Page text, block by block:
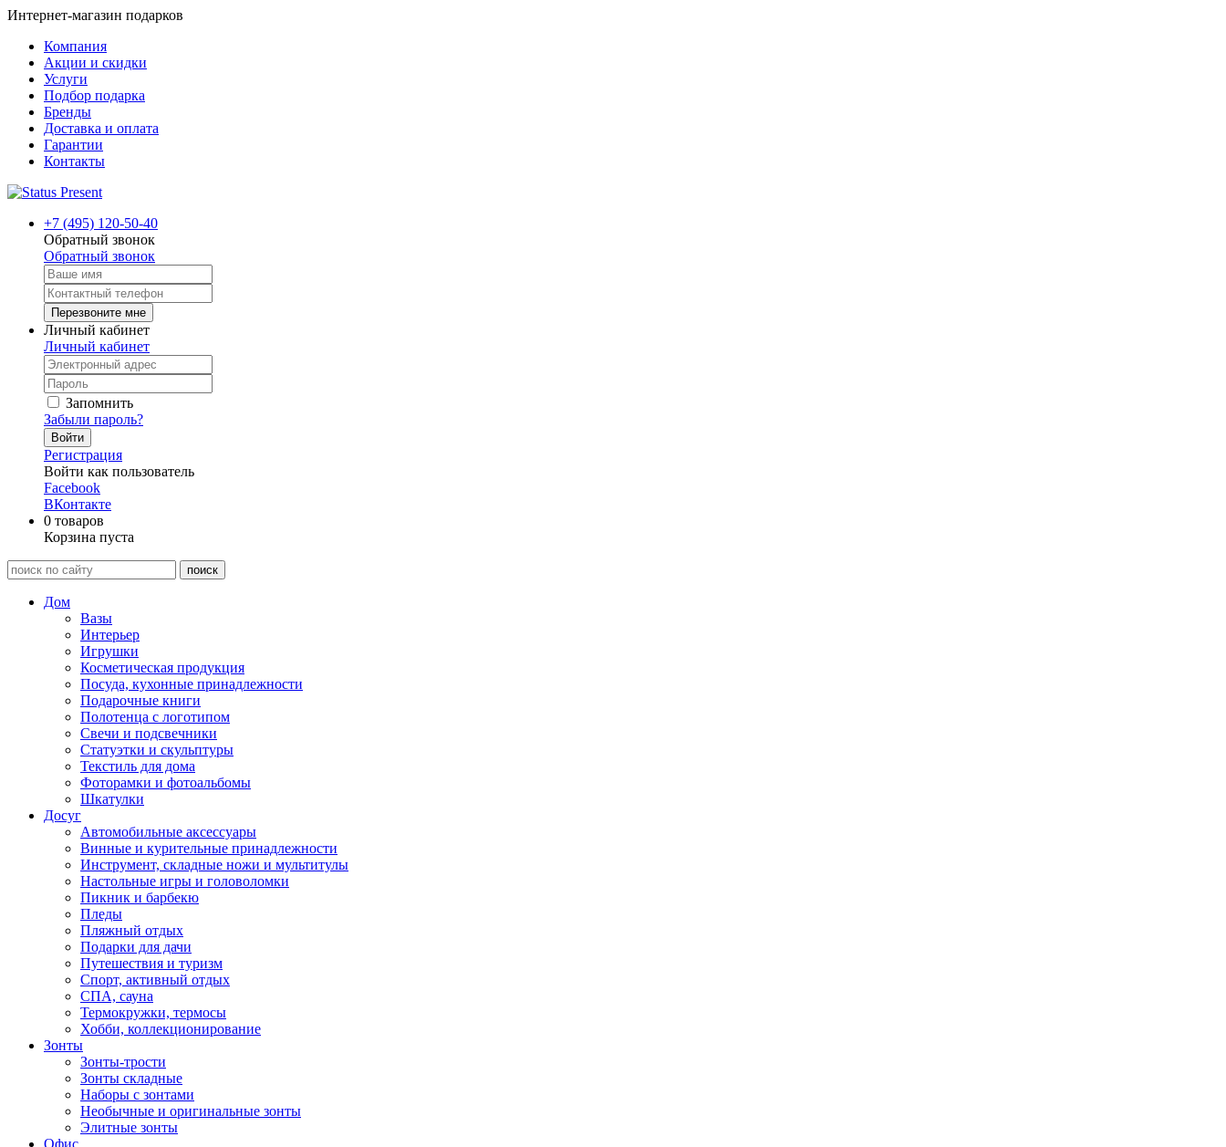
Интернет-магазин подарков
Компания
Акции и скидки
Услуги
Подбор подарка
Бренды
Доставка и оплата
Гарантии
Контакты
+7 (495) 120-50-40
Обратный звонок
Обратный звонок
Перезвоните мне
Личный кабинет
Личный кабинет
Запомнить
Забыли пароль?
Войти
Регистрация
Войти как пользователь
Facebook
ВКонтакте
0 товаров
Корзина пуста
Дом
Вазы
Интерьер
Игрушки
Косметическая продукция
Посуда, кухонные принадлежности
Подарочные книги
Полотенца с логотипом
Свечи и подсвечники
Статуэтки и скульптуры
Текстиль для дома
Фоторамки и фотоальбомы
Шкатулки
Досуг
Автомобильные аксессуары
Винные и курительные принадлежности
Инструмент, складные ножи и мультитулы
Настольные игры и головоломки
Пикник и барбекю
Пледы
Пляжный отдых
Подарки для дачи
Путешествия и туризм
Спорт, активный отдых
СПА, сауна
Термокружки, термосы
Хобби, коллекционирование
Зонты
Зонты-трости
Зонты складные
Наборы с зонтами
Необычные и оригинальные зонты
Элитные зонты
Офис